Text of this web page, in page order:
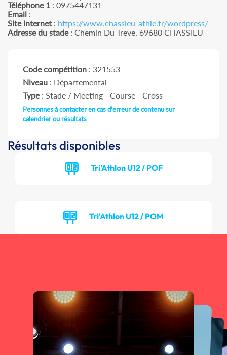
Téléphone 1 : 0975447131
Email : -
Site internet : https://www.chassieu-athle.fr/wordpress/
Adresse du stade: Chemin Du Treve, 69680 CHASSIEU
Code compétition : 321553
Niveau : Départemental
Type: Stade / Meeting - Course - Cross
Personnes à contacter en cas d'erreur de contenu sur
calendrier ou résultats
Résultats disponibles
Tri'Athlon U12 / POF
Tri'Athlon U12 / POM